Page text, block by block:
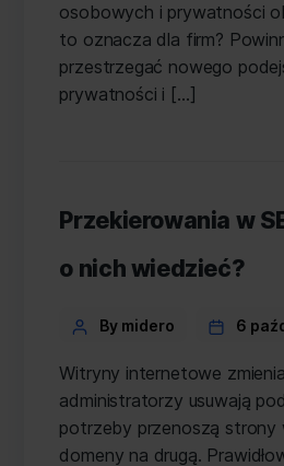
osobowych i prywatności
to oznacza dla firm?
przestrzegać nowego
prywatności i […]
Przekierowania w
o nich wiedzieć?
Categories
PostBy midero 6
Witryny internetowe
administratorzy usuwają
potrzeby przenoszą strony
domeny na drugą.